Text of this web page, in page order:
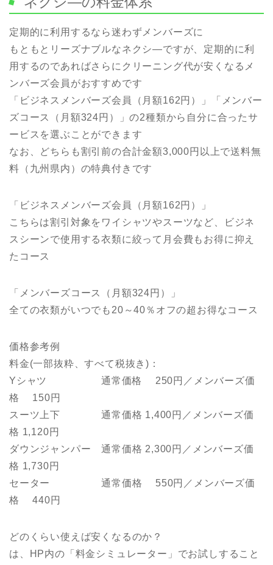
定期的に利用するなら迷わずメンバーズに
もともとリーズナブルなネクシ―ですが、定期的に利
用するのであればさらにクリーニング代が安くなるメ
ンバーズ会員がおすすめです
「ビジネスメンバーズ会員（月額162円）」「メンバー
ズコース（月額324円）」の2種類から自分に合ったサ
ービスを選ぶことができます
なお、どちらも割引前の合計金額3,000円以上で送料無
料（九州県内）の特典付きです
「ビジネスメンバーズ会員（月額162円）」
こちらは割引対象をワイシャツやスーツなど、ビジネ
スシーンで使用する衣類に絞って月会費もお得に抑え
たコース
「メンバーズコース（月額324円）」
全ての衣類がいつでも20～40％オフの超お得なコース
価格参考例
料金(一部抜粋、すべて税抜き)：
Yシャツ 通常価格 250円／メンバーズ価
格 150円
スーツ上下 通常価格 1,400円／メンバーズ価
格 1,120円
ダウンジャンパー 通常価格 2,300円／メンバーズ価
格 1,730円
セーター 通常価格 550円／メンバーズ価
格 440円
どのくらい使えば安くなるのか？
は、HP内の「料金シミュレーター」でお試しすること